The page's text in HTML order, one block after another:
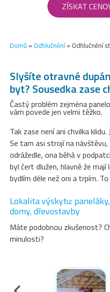
ZÍSKAT
Domů » Odhlučnění» Odhlučnění
Slyšíte otravné
byt? Sousedka zase
Častý problém zejména
vám povede jen velmi těžko.
Tak zase není ani chvilka
Se tam asi strojí na
odrážedle, ona běhá v
byl čert dlužen, hlavně že mají
bydlím déle než oni a trpím.
Lokalita výskytu:
domy, dřevostavby
Máte podobnou zkušenost?
minulosti?